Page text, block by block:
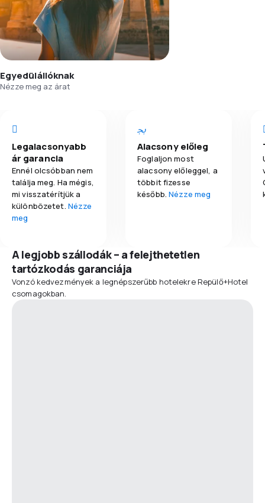
Egyedülállóknak
Nézze meg az árat
Legalacsonyabb
ár garancia
Ennél olcsóbban nem
találja meg. Ha mégis,
mi visszatérítjük a
különbözetet. Nézze
meg
Alacsony előleg
Foglaljon most
alacsony előleggel, a
többit fizesse
később.Nézze meg
A legjobb szállodák – a felejthetetlen
tartózkodás garanciája
Vonzó kedvezmények a legnépszerűbb hotelekre Repülő+Hotel
csomagokban.